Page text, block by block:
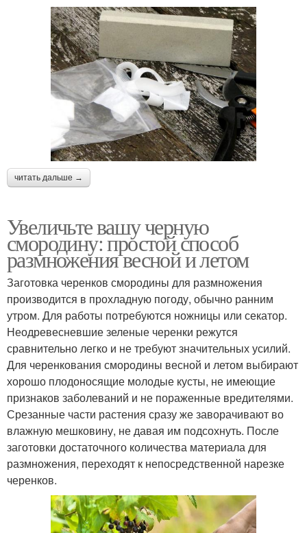
читать дальше →
Увеличьте вашу черную
смородину: простой способ
размножения весной и летом
Заготовка черенков смородины для размножения
производится в прохладную погоду, обычно ранним
утром. Для работы потребуются ножницы или секатор.
Неодревесневшие зеленые черенки режутся
сравнительно легко и не требуют значительных усилий.
Для черенкования смородины весной и летом выбирают
хорошо плодоносящие молодые кусты, не имеющие
признаков заболеваний и не пораженные вредителями.
Срезанные части растения сразу же заворачивают во
влажную мешковину, не давая им подсохнуть. После
заготовки достаточного количества материала для
размножения, переходят к непосредственной нарезке
черенков.